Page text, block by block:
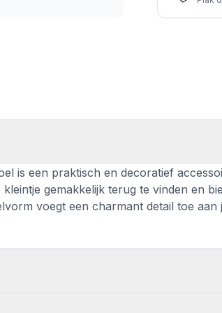
is een praktisch en decoratief
gemakkelijk terug te vinden en
voegt een charmant detail toe aan